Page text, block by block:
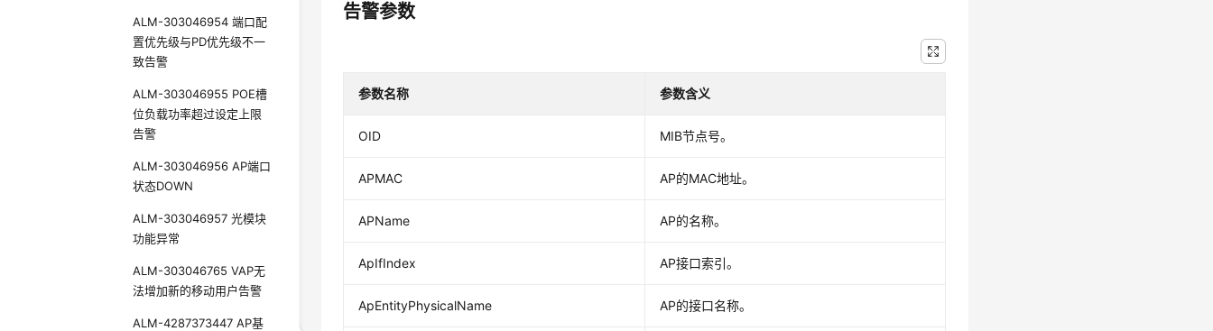
ALM-303046954 端口配
置优先级与PD优先级不一
致告警
ALM-303046955 POE槽
位负载功率超过设定上限
告警
ALM-303046956 AP端口
状态DOWN
ALM-303046957 光模块
功能异常
ALM-303046765 VAP无
法增加新的移动用户告警
ALM-4287373447 AP基
告警参数
参数名称 参数含义
OID MIB节点号。
APMAC AP的MAC地址。
APName AP的名称。
ApIfIndex AP接口索引。
ApEntityPhysicalName AP的接口名称。